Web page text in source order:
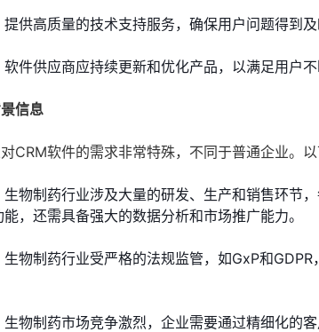
提供高质量的技术支持服务，确保用户问题得到及
软件供应商应持续更新和优化产品，以满足用户不
信息
CRM软件的需求非常特殊，不同于普通企业。
生物制药行业涉及大量的研发、生产和销售环节
，还需具备强大的数据分析和市场推广能力。
生物制药行业受严格的法规监管，如GxP和
生物制药市场竞争激烈，企业需要通过精细化的